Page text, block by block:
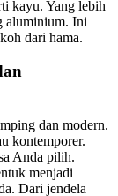
kayu. Yang lebih
aluminium. Ini
dari hama.
dan modern.
kontemporer.
Anda pilih.
menjadi
Dari jendela